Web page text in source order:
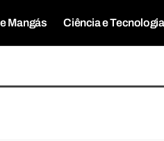
Mangás Ciência e Tecnologia